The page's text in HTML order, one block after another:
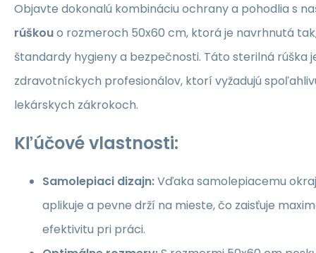
Objavte dokonalú kombináciu ochrany a pohodlia s
rúškouo rozmeroch 50x60 cm, ktorá je navrhnutá
štandardy hygieny a bezpečnosti. Táto sterilná rúška
zdravotníckych profesionálov, ktorí vyžadujú
lekárskych zákrokoch.
Kľúčové vlastnosti:
Samolepiaci dizajn:Vďaka samolepiacemu
aplikuje a pevne drží na mieste, čo zaisťuje
efektivitu pri práci.